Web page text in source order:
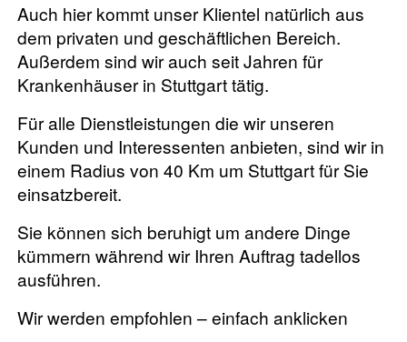
Auch hier kommt unser Klientel natürlich aus
dem privaten und geschäftlichen Bereich.
Außerdem sind wir auch seit Jahren für
Krankenhäuser in Stuttgart tätig.
Für alle Dienstleistungen die wir unseren
Kunden und Interessenten anbieten, sind wir in
einem Radius von 40 Km um Stuttgart für Sie
einsatzbereit.
Sie können sich beruhigt um andere Dinge
kümmern während wir Ihren Auftrag tadellos
ausführen.
Wir werden empfohlen – einfach anklicken